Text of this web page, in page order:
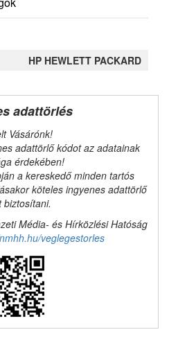
HP HEWLETT PACKARD
adattörlés
Vásárónk!
adattörlő kódot az adatainak
érdekében!
a kereskedő minden tartós
köteles ingyenes adattörlő
biztosítani.
Média- és Hírközlési Hatóság
veglegestorles